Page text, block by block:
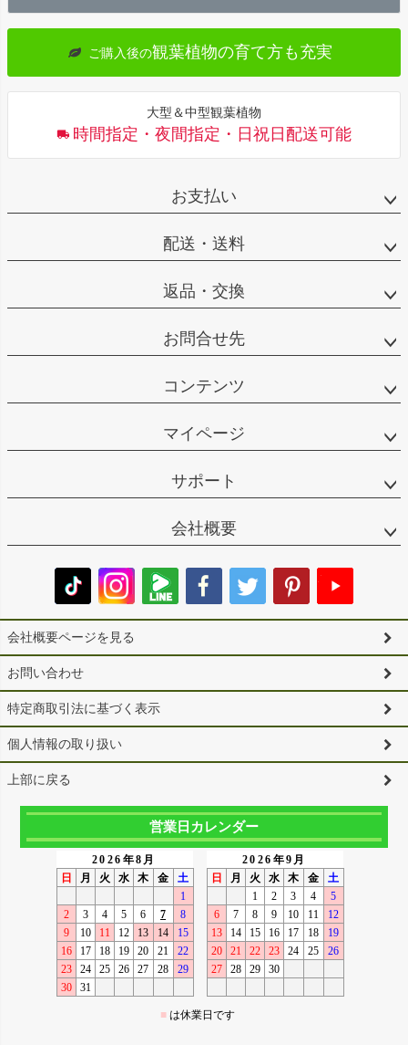
へ
ご購入後の観葉植物の育て方も充実
大型＆中型観葉植物
時間指定・夜間指定・日祝日配送可能
お支払い
配送・送料
返品・交換
お問合せ先
コンテンツ
マイページ
サポート
会社概要
会社概要ページを見る
お問い合わせ
特定商取引法に基づく表示
個人情報の取り扱い
上部に戻る
営業日カレンダー